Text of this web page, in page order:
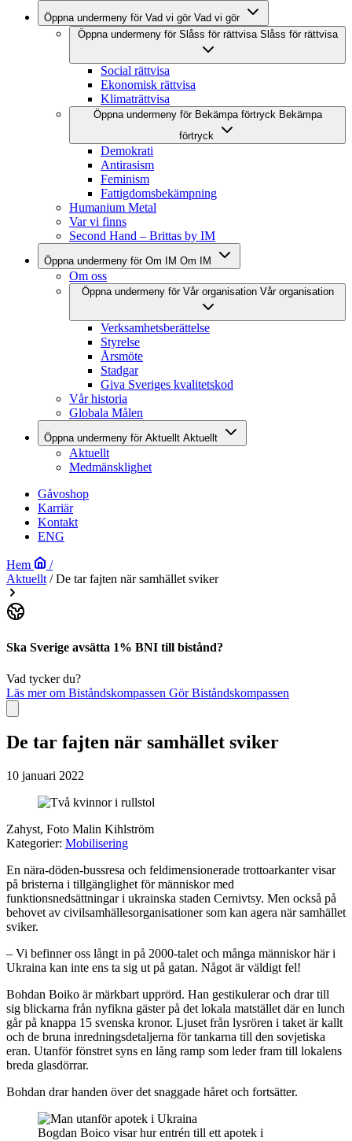
Öppna undermeny för Vad vi gör Vad vi gör
Öppna undermeny för Slåss för rättvisa Slåss för rättvisa
Social rättvisa
Ekonomisk rättvisa
Klimaträttvisa
Öppna undermeny för Bekämpa förtryckBekämpa
förtryck
Demokrati
Antirasism
Feminism
Fattigdomsbekämpning
Humanium Metal
Var vi finns
Second Hand – Brittas by IM
Öppna undermeny för Om IM Om IM
Om oss
Öppna undermeny för Vår organisation Vår organisation
Verksamhetsberättelse
Styrelse
Årsmöte
Stadgar
Giva Sveriges kvalitetskod
Vår historia
Globala Målen
Öppna undermeny för Aktuellt Aktuellt
Aktuellt
Medmänsklighet
Gåvoshop
Karriär
Kontakt
ENG
Hem
/
Aktuellt /De tar fajten när samhället sviker
Ska Sverige avsätta 1% BNI till bistånd?
Vad tycker du?
Läs mer om Biståndskompassen Gör Biståndskompassen
De tar fajten när samhället sviker
10 januari 2022
Zahyst, Foto Malin Kihlström
Kategorier: Mobilisering
En nära-döden-bussresa och feldimensionerade trottoarkanter visar
på bristerna i tillgänglighet för människor med
funktionsnedsättningar i ukrainska staden Cernivtsy. Men också på
behovet av civilsamhällesorganisationer som kan agera när samhället
sviker.
– Vi befinner oss långt in på 2000-talet och många människor här i
Ukraina kan inte ens ta sig ut på gatan. Något är väldigt fel!
Bohdan Boiko är märkbart upprörd. Han gestikulerar och drar till
sig blickarna från nyfikna gäster på det lokala matstället där en lunch
går på knappa 15 svenska kronor. Ljuset från lysrören i taket är kallt
och de bruna inredningsdetaljerna för tankarna till den sovjetiska
eran. Utanför fönstret syns en lång ramp som leder fram till lokalens
breda glasdörrar.
Bohdan drar handen över det snaggade håret och fortsätter.
Bogdan Boico visar hur entrén till ett apotek i